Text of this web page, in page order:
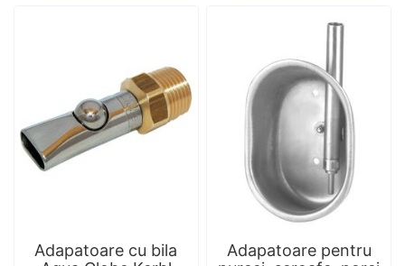
Adapatoare cu bila
Adapatoare pentru